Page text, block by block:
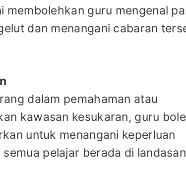
membolehkan guru mengenal
dan menangani cabaran
dalam pemahaman atau
kawasan kesukaran, guru
untuk menangani keperluan
pelajar berada di landasan